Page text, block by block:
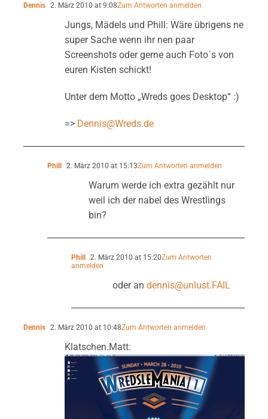
Dennis 2. März 2010 at 9:08Zum Antworten anmelden
Jungs, Mädels und Phill: Wäre übrigens ne
super Sache wenn ihr nen paar
Screenshots oder gerne auch Foto´s von
euren Kisten schickt!
Unter dem Motto „Wreds goes Desktop“ :)
=> Dennis@Wreds.de
Phill 2. März 2010 at 15:13Zum Antworten anmelden
Warum werde ich extra gezählt nur
weil ich der nabel des Wrestlings
bin?
Phill 2. März 2010 at 15:20Zum Antworten
anmelden
oder an dennis@unlust.FAIL
Dennis 2. März 2010 at 10:48Zum Antworten anmelden
Klatschen.Matt: